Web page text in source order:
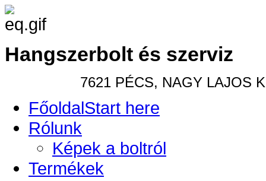
Hangszerbolt és szerviz
7621 PÉCS, NAGY LAJOS
FőoldalStart here
Rólunk
Képek a boltról
Termékek